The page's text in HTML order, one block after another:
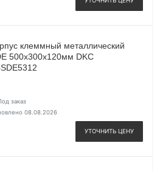
клеммный металлический
500х300х120мм DKC
заказ
08.08.2026
УТОЧНИТЬ ЦЕНУ